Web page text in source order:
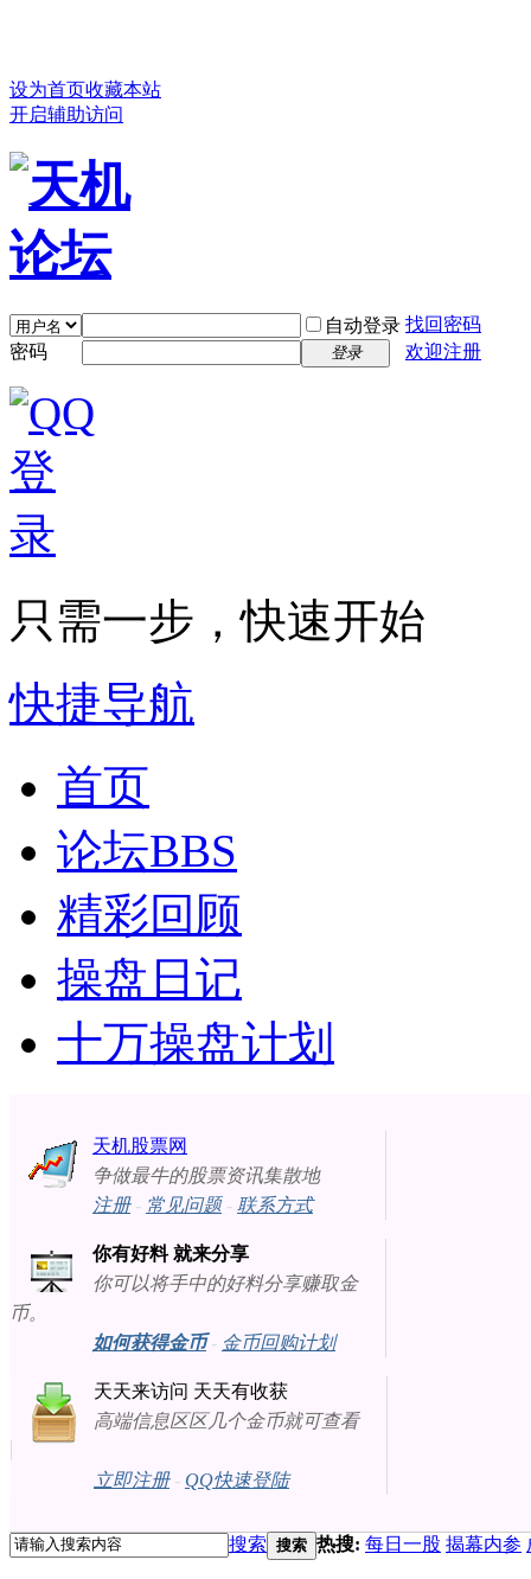
设为首页收藏本站
开启辅助访问
自动登录 找回密码
密码
登录 欢迎注册
只需一步，快速开始
快捷导航
首页
论坛BBS
精彩回顾
操盘日记
十万操盘计划
天机股票网
争做最牛的股票资讯集散地
注册- 常见问题- 联系方式
你有好料 就来分享
你可以将手中的好料分享赚取金
币。
如何获得金币- 金币回购计划
天天来访问 天天有收获
高端信息区区几个金币就可查看
立即注册- QQ快速登陆
搜索 搜索 热搜: 每日一股 揭幕内参